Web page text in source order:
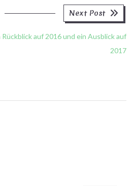
Next Post
auf 2016 und ein Ausblick auf
2017